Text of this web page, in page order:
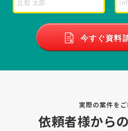
今すぐ資料
実際の案件を
依頼者様から
総額予算 300万円まで 依
[相談内容] 名入れリュックサックの見積
繊維・縫製製造加工
製造会社 > 縫製工場・アパ